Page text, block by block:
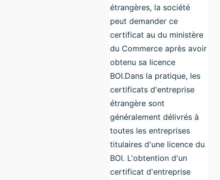
étrangères, la société
peut demander ce
certificat au du ministère
du Commerce après avoir
obtenu sa licence
BOI.Dans la pratique, les
certificats d'entreprise
étrangère sont
généralement délivrés à
toutes les entreprises
titulaires d'une licence du
BOI. L'obtention d'un
certificat d'entreprise